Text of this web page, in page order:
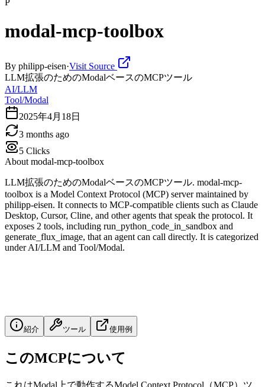
P
modal-mcp-toolbox
By philipp-eisen·Visit Source
LLM拡張のためのModalベースのMCPツール
AI/LLM
Tool/Modal
2025年4月18日
3 months ago
5 Clicks
About modal-mcp-toolbox
LLM拡張のためのModalベースのMCPツール. modal-mcp-
toolbox is a Model Context Protocol (MCP) server maintained by
philipp-eisen. It connects to MCP-compatible clients such as Claude
Desktop, Cursor, Cline, and other agents that speak the protocol. It
exposes 2 tools, including run_python_code_in_sandbox and
generate_flux_image, that an agent can call directly. It is categorized
under AI/LLM and Tool/Modal.
紹介 ツール 使用例
このMCPについて
これはModal上で動作するModel Context Protocol（MCP）ツ